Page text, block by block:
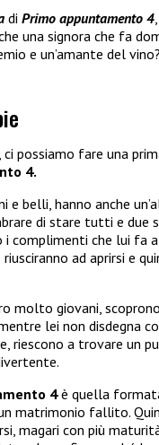
di Primo appuntamento 4
una signora che fa
e un’amante del
, ci possiamo fare una
4.
e belli, hanno anche
di stare tutti e due
i complimenti che lui fa
ad aprirsi e
molto giovani, scoprono
lei non disdegna
riescono a trovare un
4è quella
matrimonio fallito.
magari con più